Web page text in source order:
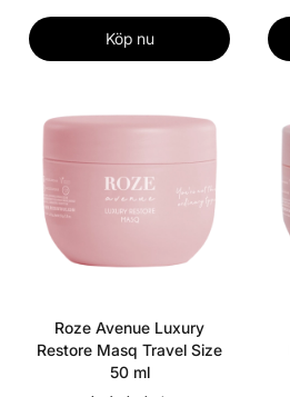
Köp nu
Roze Avenue Luxury
Restore Masq Travel Size
50 ml